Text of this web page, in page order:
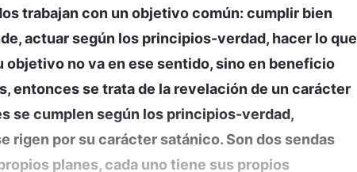
trabajan con un objetivo común: cumplir bien
actuar según los principios-verdad, hacer lo que
no va en ese sentido, sino en beneficio
entonces se trata de la revelación de un carácter
se cumplen según los principios-verdad,
rigen por su carácter satánico. Son dos sendas
planes, cada uno tiene sus propios